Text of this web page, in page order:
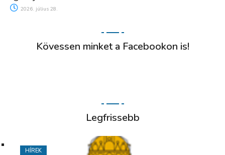
2026. július 28.
Kövessen minket a Facebookon is!
Legfrissebb
HÍREK